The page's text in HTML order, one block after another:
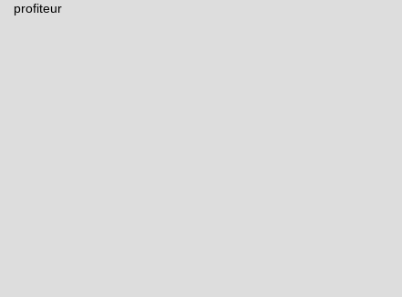
profiteur